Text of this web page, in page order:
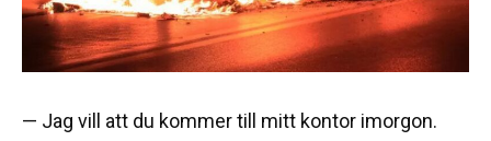
— Jag vill att du kommer till mitt kontor imorgon.